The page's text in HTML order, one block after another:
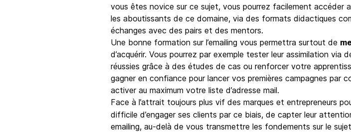
vous êtes novice sur ce sujet, vous pourrez facilement accéder
les aboutissants de ce domaine, via des formats didactiques
échanges avec des pairs et des mentors.
Une bonne formation sur l’emailing vous permettra surtout de
d’acquérir. Vous pourrez par exemple tester leur assimilation via
réussies grâce à des études de cas ou renforcer votre
gagner en confiance pour lancer vos premières campagnes par
activer au maximum votre liste d’adresse mail.
Face à l’attrait toujours plus vif des marques et entrepreneurs
difficile d’engager ses clients par ce biais, de capter leur
emailing, au-delà de vous transmettre les fondements sur le